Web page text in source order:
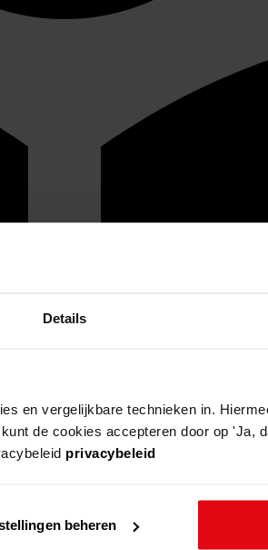
Details
en vergelijkbare technieken in.
de cookies accepteren door op 'Ja,
privacybeleid
beheren